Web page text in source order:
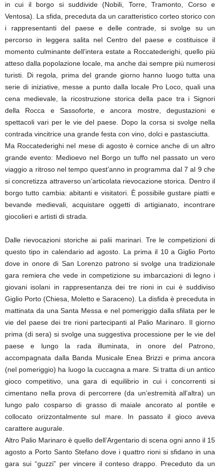
in cui il borgo si suddivide (Nobili, Torre, Tramonto, Corso e
Ventosa). La sfida, preceduta da un caratteristico corteo storico con
i rappresentanti del paese e delle contrade, si svolge su un
percorso in leggera salita nel Centro del paese e costituisce il
momento culminante dell’intera estate a Roccatederighi, quello più
atteso dalla popolazione locale, ma anche dai sempre più numerosi
turisti. Di regola, prima del grande giorno hanno luogo tutta una
serie di iniziative, messe a punto dalla locale Pro Loco, quali una
cena medievale, la ricostruzione storica della pace tra i Signori
della Rocca e Sassoforte, e ancora mostre, degustazioni e
spettacoli vari per le vie del paese. Dopo la corsa si svolge nella
contrada vincitrice una grande festa con vino, dolci e pastasciutta.
Ma Roccatederighi nel mese di agosto è cornice anche di un altro
grande evento: Medioevo nel Borgo un tuffo nel passato un vero
viaggio a ritroso nel tempo quest’anno in programma dal 7 al 9 che
si concretizza attraverso un’articolata rievocazione storica. Dentro il
borgo tutto cambia: abitanti e visitatori. È possibile gustare piatti e
bevande medievali, acquistare oggetti di artigianato, incontrare
giocolieri e artisti di strada.
Dalle rievocazioni storiche ai palii marinari. Tre le competizioni di
questo tipo in calendario ad agosto. La prima il 10 a Giglio Porto
dove in onore di San Lorenzo patrono si svolge una tradizionale
gara remiera che vede in competizione su imbarcazioni di legno i
giovani isolani in rappresentanza dei tre rioni in cui è suddiviso
Giglio Porto (Chiesa, Moletto e Saraceno). La disfida è preceduta in
mattinata da una Santa Messa e nel pomeriggio dalla sfilata per le
vie del paese dei tre rioni partecipanti al Palio Marinaro. Il giorno
prima (di sera) si svolge una suggestiva processione per le vie del
paese e lungo la rada illuminata, in onore del Patrono,
accompagnata dalla Banda Musicale Enea Brizzi e prima ancora
(nel pomeriggio) ha luogo la cuccagna a mare. Si tratta di un antico
gioco competitivo, una gara di equilibrio in cui i concorrenti si
cimentano nella prova di percorrere (da un’estremità all’altra) un
lungo palo cosparso di grasso di maiale ancorato al pontile e
collocato orizzontalmente sul mare. In passato il gioco aveva
carattere augurale.
Altro Palio Marinaro è quello dell’Argentario di scena ogni anno il 15
agosto a Porto Santo Stefano dove i quattro rioni si sfidano in una
gara sui “guzzi” per vincere il conteso drappo. Preceduto da un